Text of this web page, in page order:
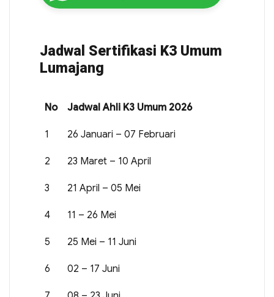
Jadwal Sertifikasi K3 Umum
Lumajang
No Jadwal Ahli K3 Umum 2026
1 26 Januari – 07 Februari
2 23 Maret – 10 April
3 21 April – 05 Mei
4 11 – 26 Mei
5 25 Mei – 11 Juni
6 02 – 17 Juni